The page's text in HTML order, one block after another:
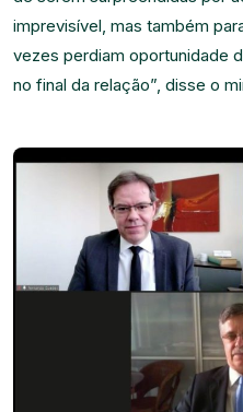
imprevisível, mas também
vezes perdiam oportunidade
no final da relação”, disse o